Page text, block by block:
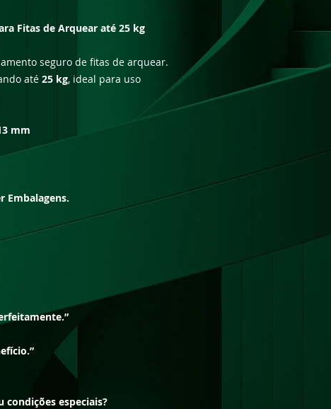
Fitas de Arquear até 25 kg
seguro de fitas de arquear.
até 25 kg, ideal para uso
mm
Embalagens.
condições especiais?